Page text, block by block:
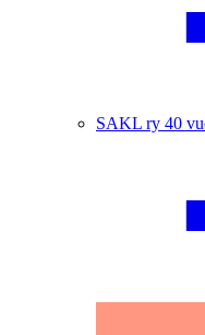
SAKL ry 40